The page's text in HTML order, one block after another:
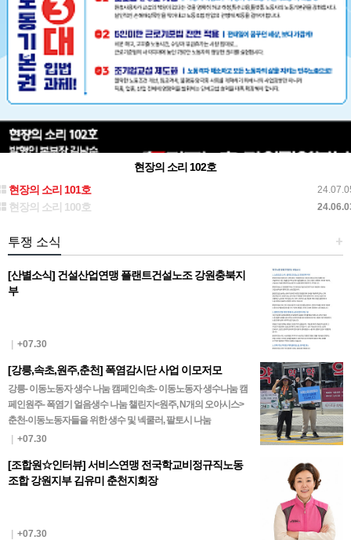
현장의 소리 102호
현장의 소리 101호
현장의 소리 100호
+
투쟁 소식
[산별소식] 건설산업연맹 플랜트건설노조 강원충북지
부
| +07.30
[강릉,속초,원주,춘천] 폭염감시단 사업 이모저모
강릉- 이동노동자 생수 나눔 캠페인속초- 이동노동자 생수나눔 캠
페인원주- 폭염기 얼음생수 나눔 챌린지<원주, N개의 오아시스>
춘천-이동노동자들을 위한 생수 및 넥쿨러, 팔토시 나눔
| +07.30
[조합원☆인터뷰] 서비스연맹 전국학교비정규직노동
조합 강원지부 김유미 춘천지회장
| +07.30